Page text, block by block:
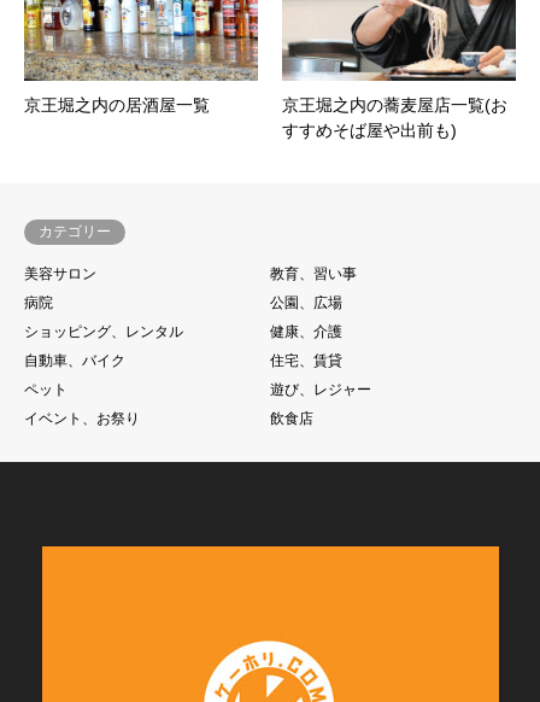
京王堀之内の居酒屋一覧
京王堀之内の蕎麦屋店一覧(お
すすめそば屋や出前も)
カテゴリー
美容サロン
教育、習い事
病院
公園、広場
ショッピング、レンタル
健康、介護
自動車、バイク
住宅、賃貸
ペット
遊び、レジャー
イベント、お祭り
飲食店